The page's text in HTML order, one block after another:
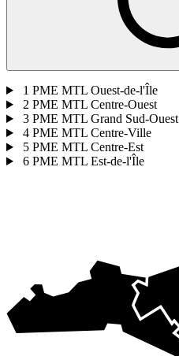
1 PME MTL Ouest-de-l'Île
2 PME MTL Centre-Ouest
3 PME MTL Grand Sud-Ouest
4 PME MTL Centre-Ville
5 PME MTL Centre-Est
6 PME MTL Est-de-l'Île